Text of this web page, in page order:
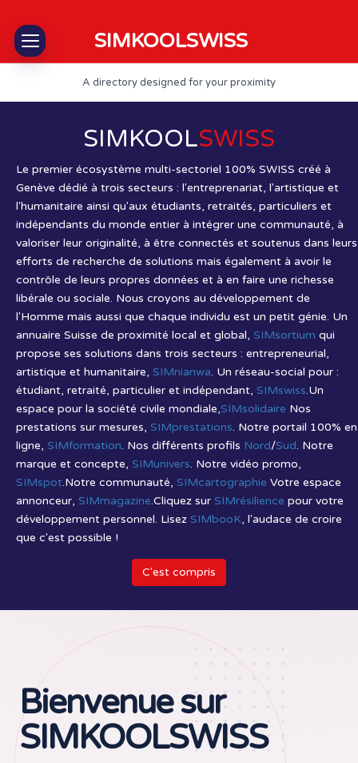
SIMKOOLSWISS
A directory designed for your proximity
SIMKOOLSWISS
Le premier écosystème multi-sectoriel 100% SWISS créé à
Genève dédié à trois secteurs : l'entreprenariat, l'artistique et
l'humanitaire ainsi qu'aux étudiants, retraités, particuliers et
indépendants du monde entier à intégrer une communauté, à
valoriser leur originalité, à être connectés et soutenus dans leurs
efforts de recherche de solutions mais également à avoir le
contrôle de leurs propres données et à en faire une richesse
libérale ou sociale. Nous croyons au développement de
l'Homme mais aussi que chaque individu est un petit génie. Un
annuaire Suisse de proximité local et global, SIMsortium qui
propose ses solutions dans trois secteurs : entrepreneurial,
artistique et humanitaire, SIMnianwa. Un réseau-social pour :
étudiant, retraité, particulier et indépendant, SIMswiss.Un
espace pour la société civile mondiale,SIMsolidaire Nos
prestations sur mesures, SIMprestations. Notre portail 100% en
ligne, SIMformation. Nos différents profils Nord/Sud. Notre
marque et concepte, SIMunivers. Notre vidéo promo,
SIMspot.Notre communauté, SIMcartographie Votre espace
annonceur, SIMmagazine.Cliquez sur SIMrésilience pour votre
développement personnel. Lisez SIMbooK, l'audace de croire
que c'est possible !
C'est compris
Bienvenue sur
SIMKOOLSWISS